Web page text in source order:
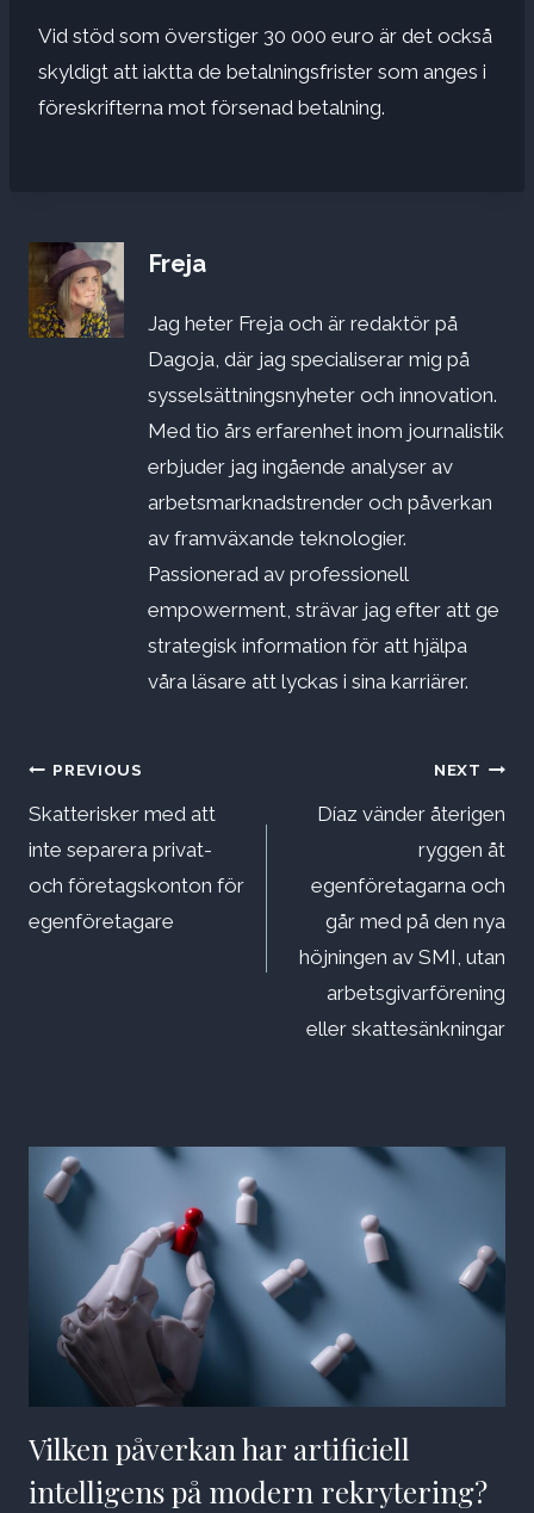
Vid stöd som överstiger 30 000 euro är det också
skyldigt att iaktta de betalningsfrister som anges i
föreskrifterna mot försenad betalning.
Freja
Jag heter Freja och är redaktör på
Dagoja, där jag specialiserar mig på
sysselsättningsnyheter och innovation.
Med tio års erfarenhet inom journalistik
erbjuder jag ingående analyser av
arbetsmarknadstrender och påverkan
av framväxande teknologier.
Passionerad av professionell
empowerment, strävar jag efter att ge
strategisk information för att hjälpa
våra läsare att lyckas i sina karriärer.
Inläggsnavigering
PREVIOUS
Skatterisker med att
inte separera privat-
och företagskonton för
egenföretagare
NEXT
Díaz vänder återigen
ryggen åt
egenföretagarna och
går med på den nya
höjningen av SMI, utan
arbetsgivarförening
eller skattesänkningar
Vilken påverkan har artificiell
intelligens på modern rekrytering?